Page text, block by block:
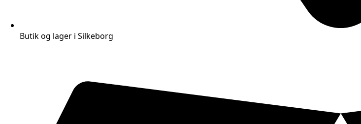
Butik og lager i Silkeborg